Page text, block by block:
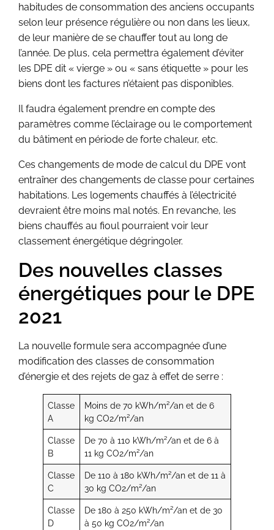
habitudes de consommation des anciens occupants
selon leur présence régulière ou non dans les lieux,
de leur manière de se chauffer tout au long de
l’année. De plus, cela permettra également d’éviter
les DPE dit « vierge » ou « sans étiquette » pour les
biens dont les factures n’étaient pas disponibles.
Il faudra également prendre en compte des
paramètres comme l’éclairage ou le comportement
du bâtiment en période de forte chaleur, etc.
Ces changements de mode de calcul du DPE vont
entraîner des changements de classe pour certaines
habitations. Les logements chauffés à l’électricité
devraient être moins mal notés. En revanche, les
biens chauffés au fioul pourraient voir leur
classement énergétique dégringoler.
Des nouvelles classes
énergétiques pour le DPE
2021
La nouvelle formule sera accompagnée d’une
modification des classes de consommation
d’énergie et des rejets de gaz à effet de serre :
Classe
A
Moins de 70 kWh/m²/an et de 6
kg CO2/m²/an
Classe
B
De 70 à 110 kWh/m²/an et de 6 à
11 kg CO2/m²/an
Classe
C
De 110 à 180 kWh/m²/an et de 11 à
30 kg CO2/m²/an
Classe
D
De 180 à 250 kWh/m²/an et de 30
à 50 kg CO2/m²/an